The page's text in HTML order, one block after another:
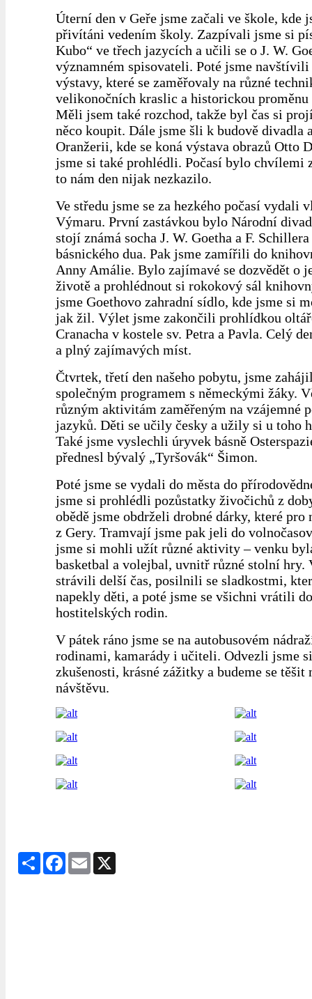
Úterní den v Geře jsme začali ve škole, kde
přivítáni vedením školy. Zazpívali jsme si
Kubo“ ve třech jazycích a učili se o J. W.
významném spisovateli. Poté jsme navštívili
výstavy, které se zaměřovaly na různé
velikonočních kraslic a historickou proměnu
Měli jsem také rozchod, takže byl čas si
něco koupit. Dále jsme šli k budově divadla
Oranžerii, kde se koná výstava obrazů Otto
jsme si také prohlédli. Počasí bylo chvílemi
to nám den nijak nezkazilo.
Ve středu jsme se za hezkého počasí vydali
Výmaru. První zastávkou bylo Národní
stojí známá socha J. W. Goetha a F.
básnického dua. Pak jsme zamířili do
Anny Amálie. Bylo zajímavé se dozvědět o
životě a prohlédnout si rokokový sál
jsme Goethovo zahradní sídlo, kde jsme si
jak žil. Výlet jsme zakončili prohlídkou
Cranacha v kostele sv. Petra a Pavla. Celý
a plný zajímavých míst.
Čtvrtek, třetí den našeho pobytu, jsme
společným programem s německými žáky.
různým aktivitám zaměřeným na vzájemné
jazyků. Děti se učily česky a užily si u toho
Také jsme vyslechli úryvek básně
přednesl bývalý „Tyršovák“ Šimon.
Poté jsme se vydali do města do
jsme si prohlédli pozůstatky živočichů z
obědě jsme obdrželi drobné dárky, které
z Gery. Tramvají jsme pak jeli do
jsme si mohli užít různé aktivity – venku
basketbal a volejbal, uvnitř různé stolní hry.
strávili delší čas, posilnili se sladkostmi,
napekly děti, a poté jsme se všichni vrátili
hostitelských rodin.
V pátek ráno jsme se na autobusovém
rodinami, kamarády i učiteli. Odvezli jsme
zkušenosti, krásné zážitky a budeme se těšit
návštěvu.
Share Facebook
Email